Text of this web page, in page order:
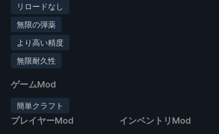
リロードなし
無限の弾薬
より高い精度
無限耐久性
ゲームMod
簡単クラフト
プレイヤーMod インベントリMod